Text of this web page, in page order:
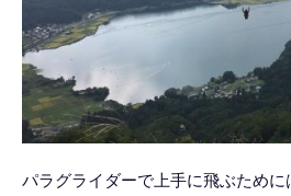
パラグライダーで上手に飛ぶため